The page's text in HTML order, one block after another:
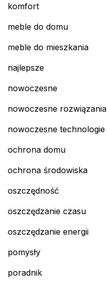
komfort
meble do domu
meble do mieszkania
najlepsze
nowoczesne
nowoczesne rozwiązania
nowoczesne technologie
ochrona domu
ochrona środowiska
oszczędność
oszczędzanie czasu
oszczędzanie energii
pomysły
poradnik